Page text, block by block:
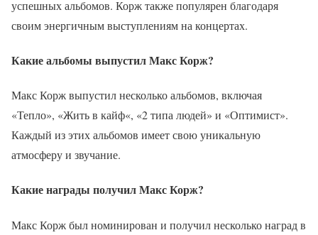
успешных альбомов. Корж также популярен благодаря
своим энергичным выступлениям на концертах.
Какие альбомы выпустил Макс Корж?
Макс Корж выпустил несколько альбомов, включая
«Тепло», «Жить в кайф«, «2 типа людей» и «Оптимист».
Каждый из этих альбомов имеет свою уникальную
атмосферу и звучание.
Какие награды получил Макс Корж?
Макс Корж был номинирован и получил несколько наград в